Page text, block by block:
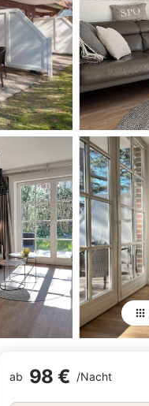
ab 98 € /Nacht